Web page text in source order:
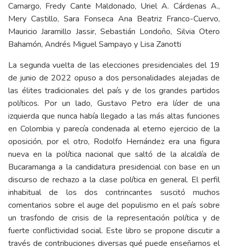
Camargo, Fredy Cante Maldonado, Uriel A. Cárdenas A.,
Mery Castillo, Sara Fonseca Ana Beatriz Franco-Cuervo,
Mauricio Jaramillo Jassir, Sebastián Londoño, Silvia Otero
Bahamón, Andrés Miguel Sampayo y Lisa Zanotti
La segunda vuelta de las elecciones presidenciales del 19
de junio de 2022 opuso a dos personalidades alejadas de
las élites tradicionales del país y de los grandes partidos
políticos. Por un lado, Gustavo Petro era líder de una
izquierda que nunca había llegado a las más altas funciones
en Colombia y parecía condenada al eterno ejercicio de la
oposición, por el otro, Rodolfo Hernández era una figura
nueva en la política nacional que saltó de la alcaldía de
Bucaramanga a la candidatura presidencial con base en un
discurso de rechazo a la clase política en general. El perfil
inhabitual de los dos contrincantes suscitó muchos
comentarios sobre el auge del populismo en el país sobre
un trasfondo de crisis de la representación política y de
fuerte conflictividad social. Este libro se propone discutir a
través de contribuciones diversas qué puede enseñarnos el